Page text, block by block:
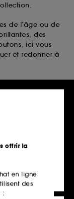
de l’âge ou de
des
ici vous
et redonner à
Clarins
List
la peau du
offrir la
en ligne
des
: